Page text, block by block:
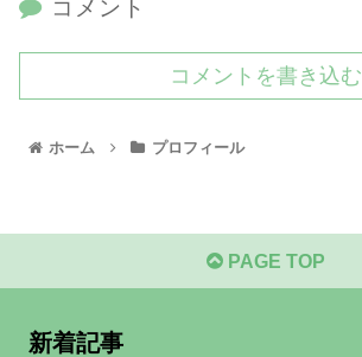
コメント
コメントを書き込む
ホーム プロフィール
PAGE TOP
新着記事